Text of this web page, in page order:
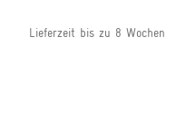
Lieferzeit bis zu 8 Wochen